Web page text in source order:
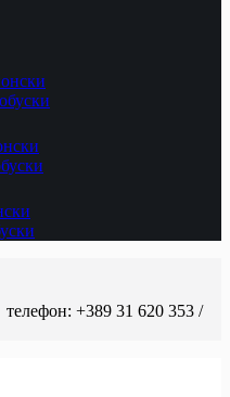
+389 31 620 353 /